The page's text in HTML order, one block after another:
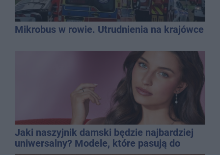
Mikrobus w rowie. Utrudnienia na krajówce
Jaki naszyjnik damski będzie najbardziej
uniwersalny? Modele, które pasują do